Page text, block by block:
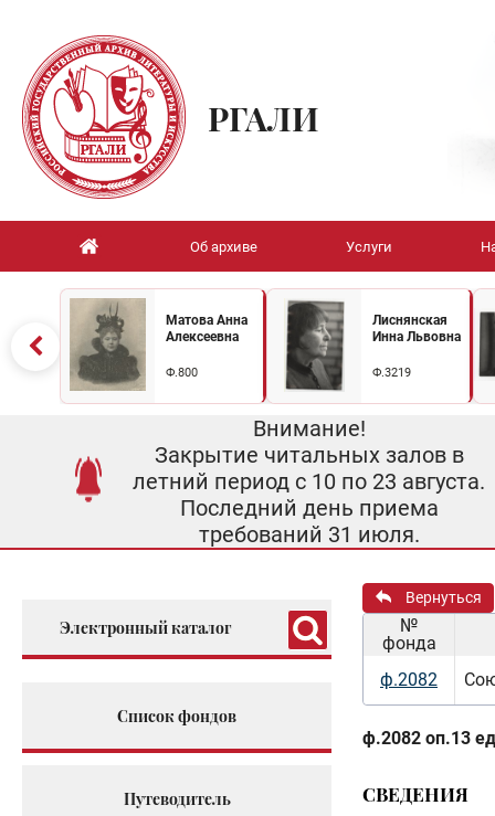
РГАЛИ
Об архиве Услуги
Матова Анна
Алексеевна
Ф.800
Лиснянская
Инна Львовна
Ф.3219
Внимание!
Закрытие читальных залов в
летний период с 10 по 23 августа.
Последний день приема
требований 31 июля.
Электронный каталог
Список фондов
Путеводитель
Вернуться
№
фонда
ф.2082
ф.2082 оп.13
СВЕДЕНИЯ